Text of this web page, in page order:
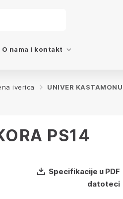
O nama i kontakt
iverica UNIVER
PS14
Specifikacije u PDF
datoteci